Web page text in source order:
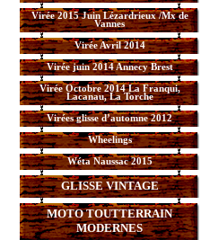
Virée 2015 Juin Lézardrieux /Mx de
Vannes
Virée Avril 2014
Virée juin 2014 Annecy Brest
Virée Octobre 2014 La Franqui,
Lacanau, La Torche
Virées glisse d’automne 2012
Wheelings
Wéta Naussac 2015
GLISSE VINTAGE
MOTO TOUTTERRAIN
MODERNES